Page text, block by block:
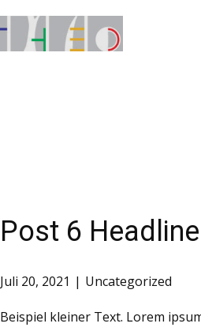
Post 6 Headline
Juli 20, 2021 Uncategorized
Beispiel kleiner Text. Lorem